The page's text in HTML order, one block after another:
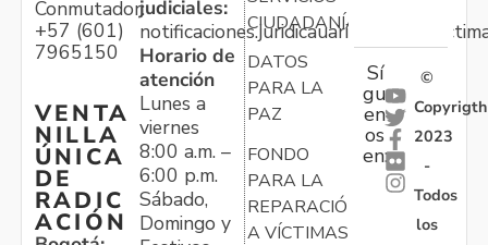
Conmutador:
+57 (601)
7965150
VENTA
NILLA
ÚNICA
DE
RADIC
ACIÓN
judiciales:
Horario de
atención
Lunes a
viernes
8:00 a.m. –
6:00 p.m.
Sábado,
Domingo y
CIUDADANÍA
DATOS
PARA LA
PAZ
FONDO
PARA LA
REPARACIÓN
A VÍCTIMAS
Sí
gu
en
os
en:
©
Copyrigth
2023
-
Todos
los